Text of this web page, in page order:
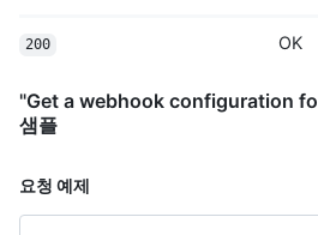
200 OK
"Get a webhook configuration
샘플
요청 예제